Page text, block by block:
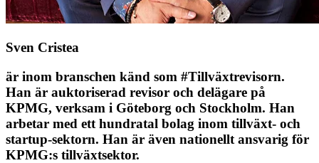
Sven Cristea
är inom branschen känd som #Tillväxtrevisorn.
Han är auktoriserad revisor och delägare på
KPMG, verksam i Göteborg och Stockholm. Han
arbetar med ett hundratal bolag inom tillväxt- och
startup-sektorn. Han är även nationellt ansvarig för
KPMG:s tillväxtsektor.